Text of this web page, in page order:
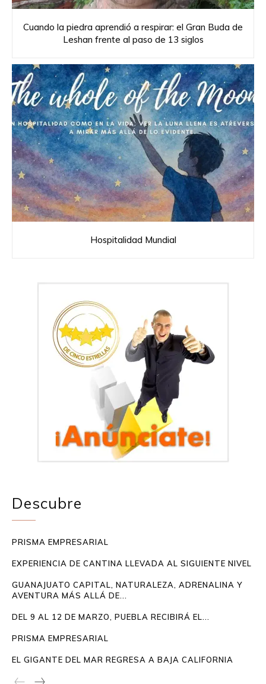
Cuando la piedra aprendió a respirar: el Gran Buda de
Leshan frente al paso de 13 siglos
Hospitalidad Mundial
Descubre
PRISMA EMPRESARIAL
EXPERIENCIA DE CANTINA LLEVADA AL SIGUIENTE NIVEL
GUANAJUATO CAPITAL, NATURALEZA, ADRENALINA Y
AVENTURA MÁS ALLÁ DE...
DEL 9 AL 12 DE MARZO, PUEBLA RECIBIRÁ EL...
PRISMA EMPRESARIAL
EL GIGANTE DEL MAR REGRESA A BAJA CALIFORNIA